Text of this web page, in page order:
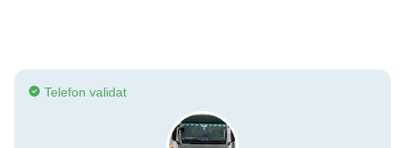
Telefon validat